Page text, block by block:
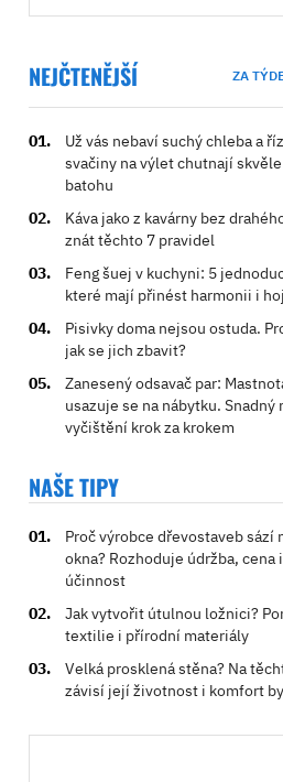
NEJČTENĚJŠÍ ZA
Už vás nebaví suchý chleba a
svačiny na výlet chutnají
batohu
Káva jako z kavárny bez
znát těchto 7 pravidel
Feng šuej v kuchyni: 5
které mají přinést harmonii i
Pisivky doma nejsou ostuda.
jak se jich zbavit?
Zanesený odsavač par:
usazuje se na nábytku. Snadný
vyčištění krok za krokem
NAŠE TIPY
Proč výrobce dřevostaveb sází
okna? Rozhoduje údržba, cena
účinnost
Jak vytvořit útulnou ložnici?
textilie i přírodní materiály
Velká prosklená stěna? Na
závisí její životnost i komfort